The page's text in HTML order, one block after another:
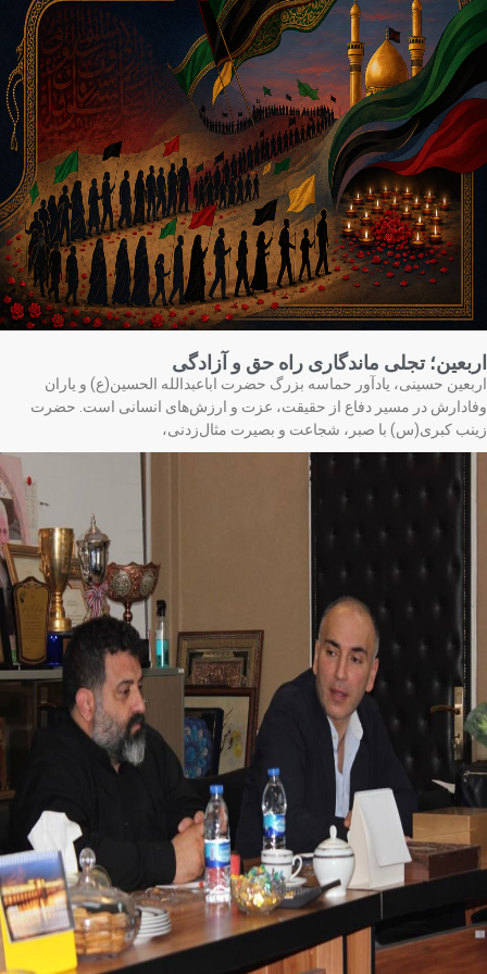
تجلی ماندگاری راه حق و آزادگی
حسینی، یادآور حماسه بزرگ حضرت اباعبدالله الحسین(ع) و یاران
در مسیر دفاع از حقیقت، عزت و ارزش‌های انسانی است. حضرت
کبری(س) با صبر، شجاعت و بصیرت مثال‌زدنی،